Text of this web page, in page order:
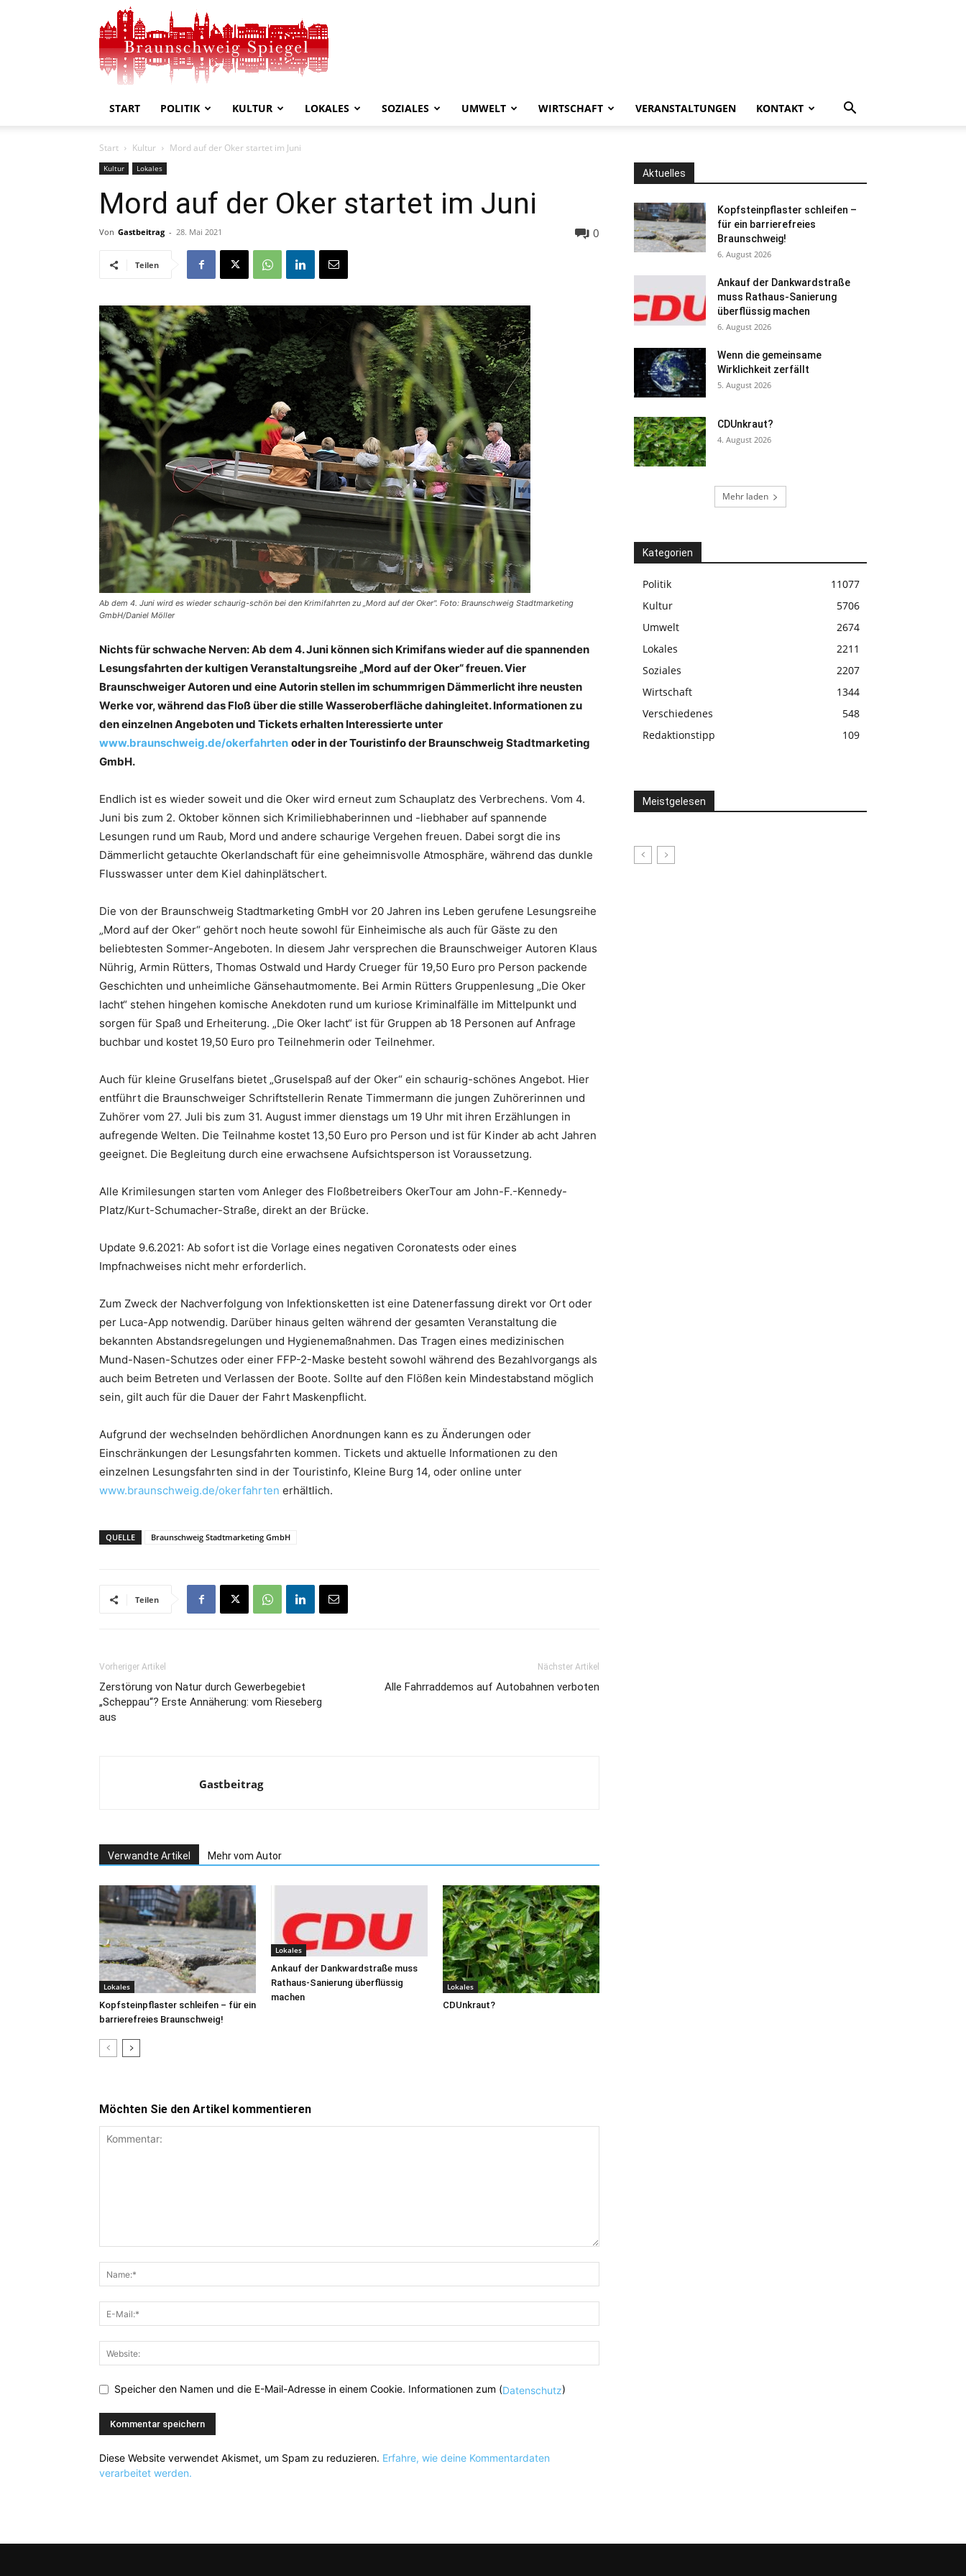
Spiegel
START POLITIK KULTUR LOKALES SOZIALES UMWELT WIRTSCHAFT VERANSTALTUNGEN KONTAKT
Start Kultur Mord auf der Oker startet im Juni
Kultur Lokales
Mord auf der Oker startet im Juni
Von Gastbeitrag - 28. Mai 2021 0
Teilen
Ab dem 4. Juni wird es wieder schaurig-schön bei den Krimifahrten zu „Mord auf der Oker". Foto: Braunschweig Stadtmarketing
GmbH/Daniel Möller
Nichts für schwache Nerven: Ab dem 4. Juni können sich Krimifans wieder auf die spannenden
Lesungsfahrten der kultigen Veranstaltungsreihe „Mord auf der Oker“ freuen. Vier
Braunschweiger Autoren und eine Autorin stellen im schummrigen Dämmerlicht ihre neusten
Werke vor, während das Floß über die stille Wasseroberfläche dahingleitet. Informationen zu
den einzelnen Angeboten und Tickets erhalten Interessierte unter
www.braunschweig.de/okerfahrten oder in der Touristinfo der Braunschweig Stadtmarketing
GmbH.
Endlich ist es wieder soweit und die Oker wird erneut zum Schauplatz des Verbrechens. Vom 4.
Juni bis zum 2. Oktober können sich Krimiliebhaberinnen und -liebhaber auf spannende
Lesungen rund um Raub, Mord und andere schaurige Vergehen freuen. Dabei sorgt die ins
Dämmerlicht getauchte Okerlandschaft für eine geheimnisvolle Atmosphäre, während das dunkle
Flusswasser unter dem Kiel dahinplätschert.
Die von der Braunschweig Stadtmarketing GmbH vor 20 Jahren ins Leben gerufene Lesungsreihe
„Mord auf der Oker“ gehört noch heute sowohl für Einheimische als auch für Gäste zu den
beliebtesten Sommer-Angeboten. In diesem Jahr versprechen die Braunschweiger Autoren Klaus
Nührig, Armin Rütters, Thomas Ostwald und Hardy Crueger für 19,50 Euro pro Person packende
Geschichten und unheimliche Gänsehautmomente. Bei Armin Rütters Gruppenlesung „Die Oker
lacht“ stehen hingehen komische Anekdoten rund um kuriose Kriminalfälle im Mittelpunkt und
sorgen für Spaß und Erheiterung. „Die Oker lacht“ ist für Gruppen ab 18 Personen auf Anfrage
buchbar und kostet 19,50 Euro pro Teilnehmerin oder Teilnehmer.
Auch für kleine Gruselfans bietet „Gruselspaß auf der Oker“ ein schaurig-schönes Angebot. Hier
entführt die Braunschweiger Schriftstellerin Renate Timmermann die jungen Zuhörerinnen und
Zuhörer vom 27. Juli bis zum 31. August immer dienstags um 19 Uhr mit ihren Erzählungen in
aufregende Welten. Die Teilnahme kostet 13,50 Euro pro Person und ist für Kinder ab acht Jahren
geeignet. Die Begleitung durch eine erwachsene Aufsichtsperson ist Voraussetzung.
Alle Krimilesungen starten vom Anleger des Floßbetreibers OkerTour am John-F.-Kennedy-
Platz/Kurt-Schumacher-Straße, direkt an der Brücke.
Update 9.6.2021: Ab sofort ist die Vorlage eines negativen Coronatests oder eines
Impfnachweises nicht mehr erforderlich.
Zum Zweck der Nachverfolgung von Infektionsketten ist eine Datenerfassung direkt vor Ort oder
per Luca-App notwendig. Darüber hinaus gelten während der gesamten Veranstaltung die
bekannten Abstandsregelungen und Hygienemaßnahmen. Das Tragen eines medizinischen
Mund-Nasen-Schutzes oder einer FFP-2-Maske besteht sowohl während des Bezahlvorgangs als
auch beim Betreten und Verlassen der Boote. Sollte auf den Flößen kein Mindestabstand möglich
sein, gilt auch für die Dauer der Fahrt Maskenpflicht.
Aufgrund der wechselnden behördlichen Anordnungen kann es zu Änderungen oder
Einschränkungen der Lesungsfahrten kommen. Tickets und aktuelle Informationen zu den
einzelnen Lesungsfahrten sind in der Touristinfo, Kleine Burg 14, oder online unter
www.braunschweig.de/okerfahrten erhältlich.
QUELLE Braunschweig Stadtmarketing GmbH
Teilen
Vorheriger Artikel
Zerstörung von Natur durch Gewerbegebiet
„Scheppau“? Erste Annäherung: vom Rieseberg
aus
Nächster Artikel
Alle Fahrraddemos auf Autobahnen verboten
Gastbeitrag
Verwandte Artikel Mehr vom Autor
Lokales
Kopfsteinpflaster schleifen – für ein
barrierefreies Braunschweig!
Lokales
Ankauf der Dankwardstraße muss
Rathaus-Sanierung überflüssig
machen
Lokales
CDUnkraut?
Möchten Sie den Artikel kommentieren
Speicher den Namen und die E-Mail-Adresse in einem Cookie. Informationen zum (Datenschutz)
Diese Website verwendet Akismet, um Spam zu reduzieren. Erfahre, wie deine Kommentardaten
verarbeitet werden.
Aktuelles
Kopfsteinpflaster schleifen –
für ein barrierefreies
Braunschweig!
6. August 2026
Ankauf der Dankwardstraße
muss Rathaus-Sanierung
überflüssig machen
6. August 2026
Wenn die gemeinsame
Wirklichkeit zerfällt
5. August 2026
CDUnkraut?
4. August 2026
Mehr laden
Kategorien
Politik
11077
Kultur
5706
Umwelt
2674
Lokales
2211
Soziales
2207
Wirtschaft
1344
Verschiedenes
548
Redaktionstipp
109
Meistgelesen